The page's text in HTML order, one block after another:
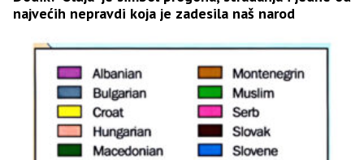
najvećih nepravdi koja je zadesila naš narod